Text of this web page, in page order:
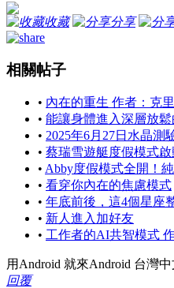
收藏 分享
相關帖子
• 內在的重生 作者：克
• 能讓身體進入深層放鬆
• 2025年6月27日水晶測
• 蔡瑞雪遊艇度假模式
• Abby度假模式全開！
• 看穿你內在的焦慮模式
• 年底前後，這4個星座
• 新人進入加好友
• 工作者的AI共智模式
用Android 就來Android 台灣中
回覆